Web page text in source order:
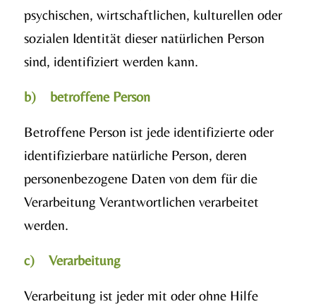
psychischen, wirtschaftlichen, kulturellen oder
sozialen Identität dieser natürlichen Person
sind, identifiziert werden kann.
b) betroffene Person
Betroffene Person ist jede identifizierte oder
identifizierbare natürliche Person, deren
personenbezogene Daten von dem für die
Verarbeitung Verantwortlichen verarbeitet
werden.
c) Verarbeitung
Verarbeitung ist jeder mit oder ohne Hilfe